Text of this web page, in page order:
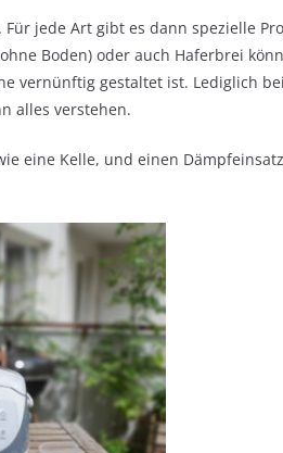
jede Art gibt es dann spezielle
Boden) oder auch Haferbrei
vernünftig gestaltet ist. Lediglich
alles verstehen.
eine Kelle, und einen